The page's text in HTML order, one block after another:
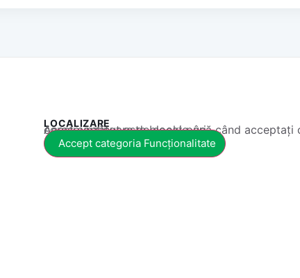
LOCALIZARE
Acest conținut este blocat până când acceptați categoria corespunzătoare de cookie-uri.
Accept categoria Funcționalitate